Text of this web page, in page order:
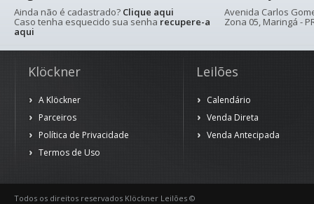
Ainda não é cadastrado? Clique aqui
Caso tenha esquecido sua senha recupere-a
aqui
Avenida Carlos
Zona 05, Maringá -
Klöckner
A Klöckner
Parceiros
Política de Privacidade
Termos de Uso
Leilões
Calendário
Venda Direta
Venda Antecipada
Todos os direitos reservados Klöckner Leilões ©